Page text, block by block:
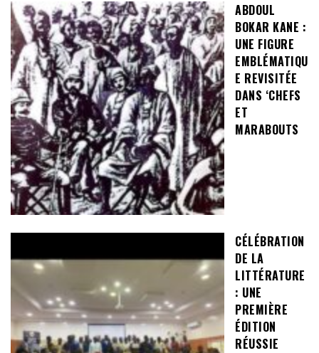
ABDOUL
BOKAR KANE :
UNE FIGURE
EMBLÉMATIQU
E REVISITÉE
DANS ‘CHEFS
ET
MARABOUTS
CÉLÉBRATION
DE LA
LITTÉRATURE
: UNE
PREMIÈRE
ÉDITION
RÉUSSIE